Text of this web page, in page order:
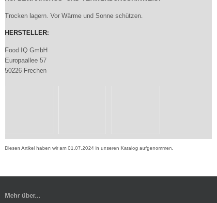
Trocken lagern. Vor Wärme und Sonne schützen.
HERSTELLER:
Food IQ GmbH
Europaallee 57
50226 Frechen
Diesen Artikel haben wir am 01.07.2024 in unseren Katalog aufgenommen.
Mehr über...